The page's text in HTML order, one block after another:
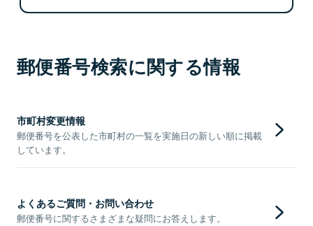
郵便番号検索に関する情報
市町村変更情報
郵便番号を公表した市町村の一覧を実施日の新しい順に掲載
しています。
よくあるご質問・お問い合わせ
郵便番号に関するさまざまな疑問にお答えします。